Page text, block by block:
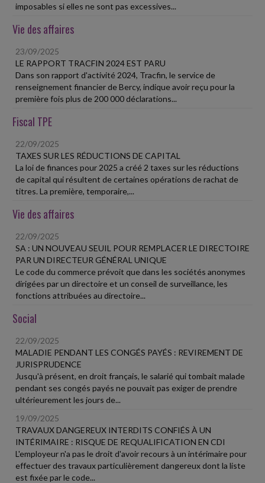
imposables si elles ne sont pas excessives...
Vie des affaires
23/09/2025
LE RAPPORT TRACFIN 2024 EST PARU
Dans son rapport d'activité 2024, Tracfin, le service de
renseignement financier de Bercy, indique avoir reçu pour la
première fois plus de 200 000 déclarations...
Fiscal TPE
22/09/2025
TAXES SUR LES RÉDUCTIONS DE CAPITAL
La loi de finances pour 2025 a créé 2 taxes sur les réductions
de capital qui résultent de certaines opérations de rachat de
titres. La première, temporaire,...
Vie des affaires
22/09/2025
SA : UN NOUVEAU SEUIL POUR REMPLACER LE DIRECTOIRE
PAR UN DIRECTEUR GÉNÉRAL UNIQUE
Le code du commerce prévoit que dans les sociétés anonymes
dirigées par un directoire et un conseil de surveillance, les
fonctions attribuées au directoire...
Social
22/09/2025
MALADIE PENDANT LES CONGÉS PAYÉS : REVIREMENT DE
JURISPRUDENCE
Jusqu'à présent, en droit français, le salarié qui tombait malade
pendant ses congés payés ne pouvait pas exiger de prendre
ultérieurement les jours de...
19/09/2025
TRAVAUX DANGEREUX INTERDITS CONFIÉS À UN
INTÉRIMAIRE : RISQUE DE REQUALIFICATION EN CDI
L'employeur n'a pas le droit d'avoir recours à un intérimaire pour
effectuer des travaux particulièrement dangereux dont la liste
est fixée par le code...